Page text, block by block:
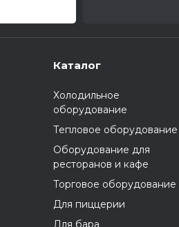
Каталог
Холодильное
оборудование
Тепловое оборудование
Оборудование для
ресторанов и кафе
Торговое оборудование
Для пиццерии
Для бара